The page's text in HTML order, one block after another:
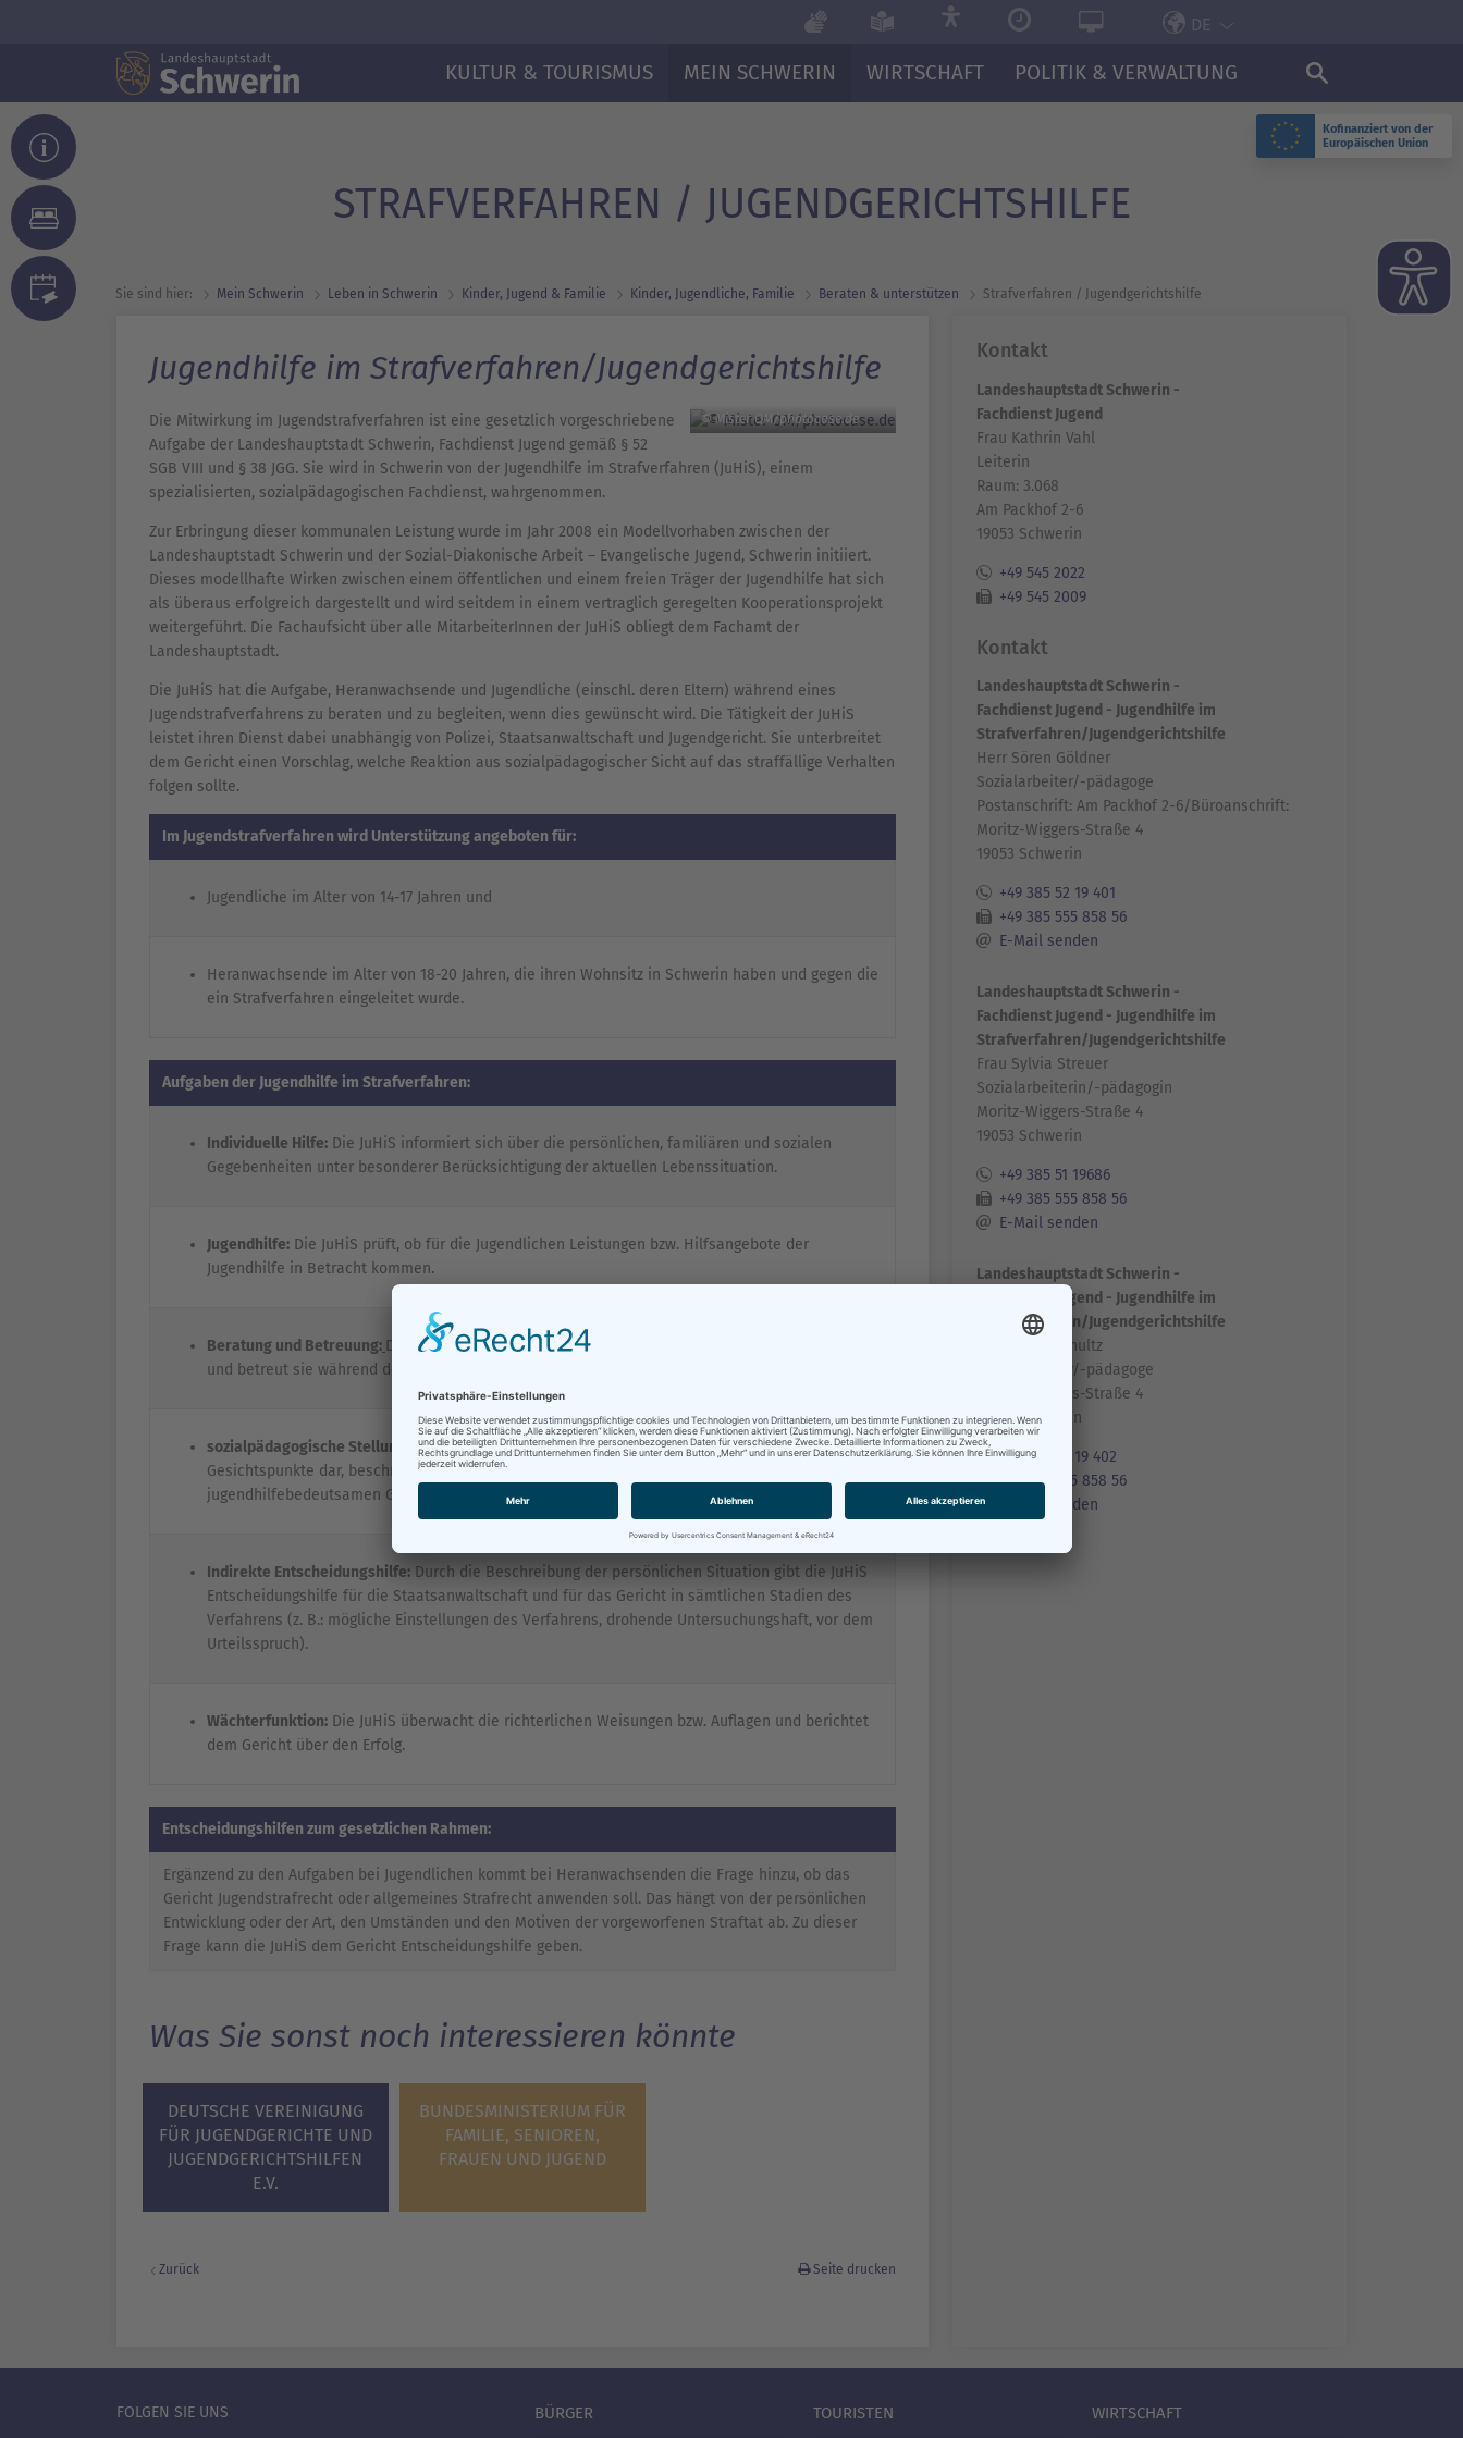
Kofinanziert von der
Europäischen Union
DE
KULTUR & TOURISMUS MEIN SCHWERIN WIRTSCHAFT POLITIK & VERWALTUNG
STRAFVERFAHREN / JUGENDGERICHTS­HILFE
Sie sind hier: Mein Schwerin Leben in Schwerin Kinder, Jugend & Familie Kinder, Jugendliche, Familie Beraten & unterstützen Strafverfahren / Jugendgerichts­hilfe
Jugendhilfe im Strafverfahren/Jugendgerichtshilfe
© Mister QM/photocase.de
Die Mitwirkung im Jugendstrafverfahren ist eine gesetzlich vorgeschriebene
Aufgabe der Landeshauptstadt Schwerin, Fachdienst Jugend gemäß § 52
SGB VIII und § 38 JGG. Sie wird in Schwerin von der Jugendhilfe im Strafverfahren (JuHiS), einem
spezialisierten, sozialpädagogischen Fachdienst, wahrgenommen.
Zur Erbringung dieser kommunalen Leistung wurde im Jahr 2008 ein Modellvorhaben zwischen der
Landeshauptstadt Schwerin und der Sozial-Diakonische Arbeit – Evangelische Jugend, Schwerin initiiert.
Dieses modellhafte Wirken zwischen einem öffentlichen und einem freien Träger der Jugendhilfe hat sich
als überaus erfolgreich dargestellt und wird seitdem in einem vertraglich geregelten Kooperationsprojekt
weitergeführt. Die Fachaufsicht über alle MitarbeiterInnen der JuHiS obliegt dem Fachamt der
Landeshauptstadt.
Die JuHiS hat die Aufgabe, Heranwachsende und Jugendliche (einschl. deren Eltern) während eines
Jugendstrafverfahrens zu beraten und zu begleiten, wenn dies gewünscht wird. Die Tätigkeit der JuHiS
leistet ihren Dienst dabei unabhängig von Polizei, Staatsanwaltschaft und Jugendgericht. Sie unterbreitet
dem Gericht einen Vorschlag, welche Reaktion aus sozialpädagogischer Sicht auf das straffällige Verhalten
folgen sollte.
Im Jugendstrafverfahren wird Unterstützung angeboten für:
Jugendliche im Alter von 14-17 Jahren und
Heranwachsende im Alter von 18-20 Jahren, die ihren Wohnsitz in Schwerin haben und gegen die
ein Strafverfahren eingeleitet wurde.
Aufgaben der Jugendhilfe im Strafverfahren:
Individuelle Hilfe: Die JuHiS informiert sich über die persönlichen, familiären und sozialen
Gegebenheiten unter besonderer Berücksichtigung der aktuellen Lebenssituation.
Jugendhilfe: Die JuHiS prüft, ob für die Jugendlichen Leistungen bzw. Hilfsangebote der
Jugendhilfe in Betracht kommen.
Beratung und Betreuung: Die JuHiS berät die Jugendlichen bei den zu treffenden Entscheidungen
und betreut sie während des gesamten Verfahrens.
sozialpädagogische Stellungnahme:Die JuHiS legt dem Gericht die erzieherischen und sozialen
Gesichtspunkte dar, beschreibt das soziale Umfeld der Jugendlichen und nimmt zu
jugendhilfebedeutsamen Gesichtspunkten Stellung.
Indirekte Entscheidungshilfe: Durch die Beschreibung der persönlichen Situation gibt die JuHiS
Entscheidungshilfe für die Staatsanwaltschaft und für das Gericht in sämtlichen Stadien des
Verfahrens (z. B.: mögliche Einstellungen des Verfahrens, drohende Untersuchungshaft, vor dem
Urteilsspruch).
Wächterfunktion: Die JuHiS überwacht die richterlichen Weisungen bzw. Auflagen und berichtet
dem Gericht über den Erfolg.
Entscheidungshilfen zum gesetzlichen Rahmen:
Ergänzend zu den Aufgaben bei Jugendlichen kommt bei Heranwachsenden die Frage hinzu, ob das
Gericht Jugendstrafrecht oder allgemeines Strafrecht anwenden soll. Das hängt von der persönlichen
Entwicklung oder der Art, den Umständen und den Motiven der vorgeworfenen Straftat ab. Zu dieser
Frage kann die JuHiS dem Gericht Entscheidungshilfe geben.
Was Sie sonst noch interessieren könnte
DEUTSCHE VEREINIGUNG
FÜR JUGENDGERICHTE UND
JUGENDGERICHTSHILFEN
E.V.
BUNDESMINISTERIUM FÜR
FAMILIE, SENIOREN,
FRAUEN UND JUGEND
Zurück Seite drucken
Kontakt
Landeshauptstadt Schwerin -
Fachdienst Jugend
Frau Kathrin Vahl
Leiterin
Raum: 3.068
Am Packhof 2-6
19053 Schwerin
+49 545 2022
+49 545 2009
Kontakt
Landeshauptstadt Schwerin -
Fachdienst Jugend - Jugendhilfe im
Strafverfahren/Jugendgerichtshilfe
Herr Sören Göldner
Sozialarbeiter/-pädagoge
Postanschrift: Am Packhof 2-6/Büroanschrift:
Moritz-Wiggers-Straße 4
19053 Schwerin
+49 385 52 19 401
+49 385 555 858 56
E-Mail senden
Landeshauptstadt Schwerin -
Fachdienst Jugend - Jugendhilfe im
Strafverfahren/Jugendgerichtshilfe
Frau Sylvia Streuer
Sozialarbeiterin/-pädagogin
Moritz-Wiggers-Straße 4
19053 Schwerin
+49 385 51 19686
+49 385 555 858 56
E-Mail senden
Landeshauptstadt Schwerin -
Fachdienst Jugend - Jugendhilfe im
Strafverfahren/Jugendgerichtshilfe
Herr Peter Schultz
Sozialarbeiter/-pädagoge
Moritz-Wiggers-Straße 4
19053 Schwerin
+49 385 52 19 402
+49 385 555 858 56
E-Mail senden
FOLGEN SIE UNS BÜRGER TOURISTEN WIRTSCHAFT